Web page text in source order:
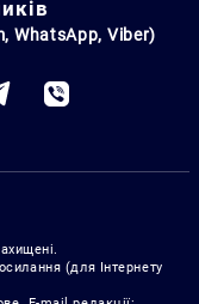
WhatsApp, Viber)
(для Інтернету